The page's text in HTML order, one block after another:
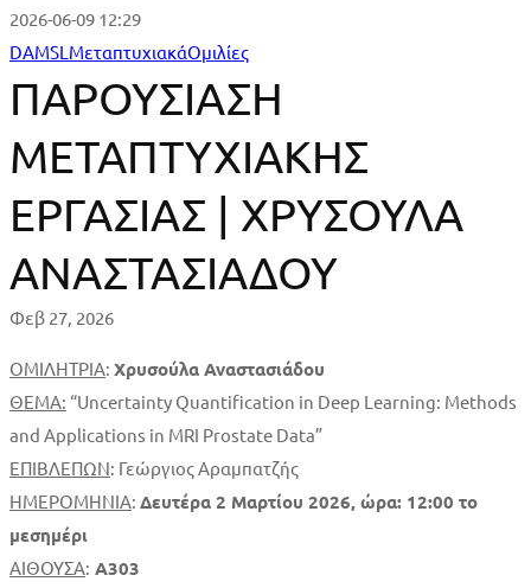
2026-06-09 12:29
ΠΑΡΟΥΣΙΑΣΗ
ΜΕΤΑΠΤΥΧΙΑΚΗΣ
ΕΡΓΑΣΙΑΣ
|
ΧΡΥΣΟΥΛΑ
ΑΝΑΣΤΑΣΙΑΔΟΥ
DAMSL ΜεταπτυχιακάΟμιλίες
ΠΑΡΟΥΣΙΑΣΗ
ΜΕΤΑΠΤΥΧΙΑΚΗΣ
ΕΡΓΑΣΙΑΣ | ΧΡΥΣΟΥΛΑ
ΑΝΑΣΤΑΣΙΑΔΟΥ
Φεβ 27, 2026
ΟΜΙΛΗΤΡΙΑ: Χρυσούλα Αναστασιάδου
ΘΕΜΑ: “Uncertainty Quantification in Deep Learning: Methods
and Applications in MRI Prostate Data”
ΕΠΙΒΛΕΠΩΝ: Γεώργιος Αραμπατζής
ΗΜΕΡΟΜΗΝΙΑ: Δευτέρα 2 Μαρτίου 2026, ώρα: 12:00 το
μεσημέρι
ΑΙΘΟΥΣΑ: Α303